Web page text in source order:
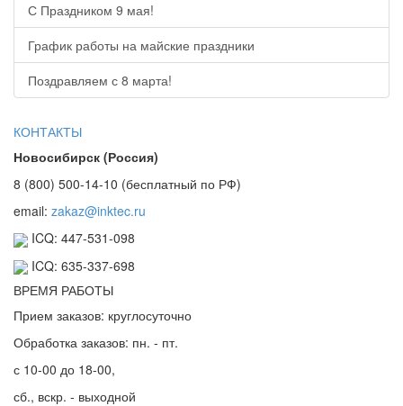
С Праздником 9 мая!
График работы на майские праздники
Поздравляем с 8 марта!
КОНТАКТЫ
Новосибирск (Россия)
8 (800) 500-14-10 (бесплатный по РФ)
email: zakaz@inktec.ru
ICQ: 447-531-098
ICQ: 635-337-698
ВРЕМЯ РАБОТЫ
Прием заказов: круглосуточно
Обработка заказов: пн. - пт.
с 10-00 до 18-00,
сб., вскр. - выходной